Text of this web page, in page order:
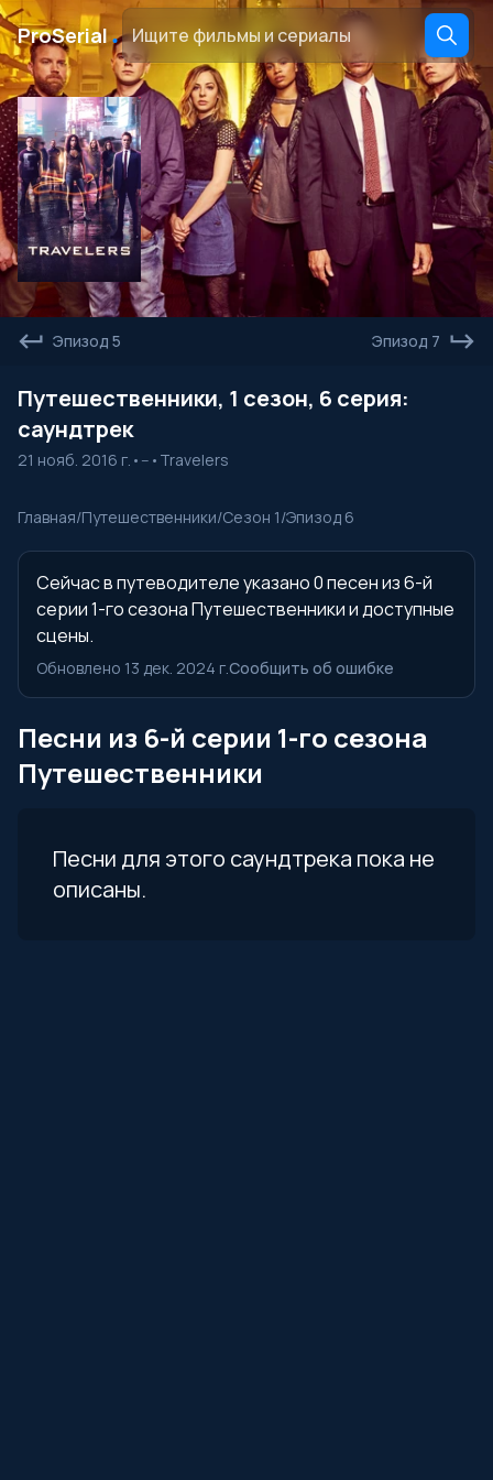
ProSerial․
Эпизод 5 Эпизод 7
Путешественники, 1 сезон, 6 серия:
саундтрек
21 нояб. 2016 г. • -- • Travelers
Главная/Путешественники/Сезон 1/Эпизод 6
Сейчас в путеводителе указано 0 песен из 6-й
серии 1-го сезона Путешественники и доступные
сцены.
Обновлено 13 дек. 2024 г.Сообщить об ошибке
Песни из 6-й серии 1-го сезона
Путешественники
Песни для этого саундтрека пока не
описаны.